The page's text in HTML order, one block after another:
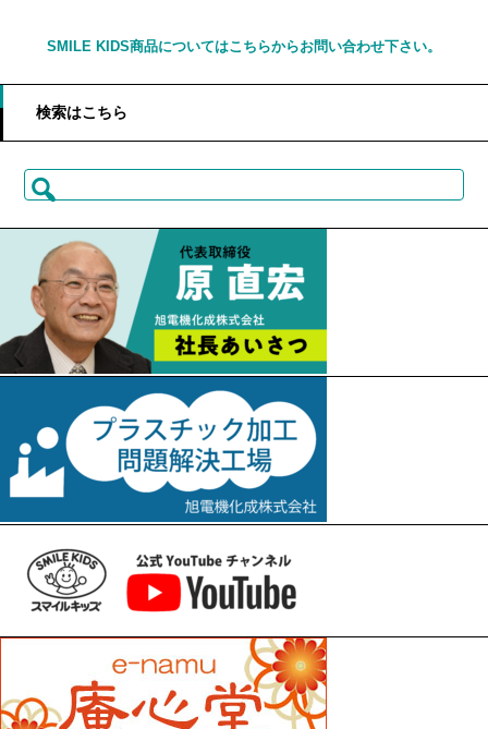
SMILE KIDS商品についてはこちらからお問い合わせ下さい。
検索はこちら
検
索: